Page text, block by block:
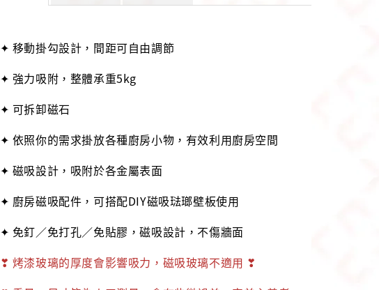
✦ 移動掛勾設計，間距可自由調節
✦ 強力吸附，整體承重5kg
✦ 可拆卸磁石
✦ 依照你的需求掛放各種廚房小物，有效利用廚房空間
✦ 磁吸設計，吸附於各金屬表面
✦ 廚房磁吸配件，可搭配DIY磁吸琺瑯壁板使用
✦ 免釘／免打孔／免貼膠，磁吸設計，不傷牆面
❣ 烤漆玻璃的厚度會影響吸力，磁吸玻璃不適用 ❣